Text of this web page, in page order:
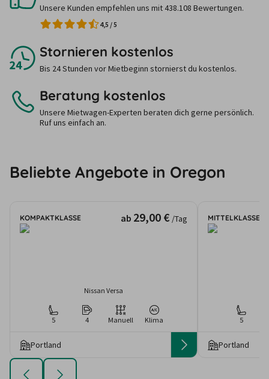
Unsere Kunden empfehlen uns mit 438.108 Bewertungen.
4,5 /5
Stornieren kostenlos
Bis 24 Stunden vor Mietbeginn stornierst du kostenlos.
Beratung kostenlos
Unsere Mietwagen-Experten beraten dich gerne persönlich.
Ruf uns einfach an.
Beliebte Angebote in Oregon
KOMPAKTKLASSE ab 29,00 € /Tag
Nissan Versa
5 4 Manuell Klima
Portland
MITTELKLASSE
5
Portland